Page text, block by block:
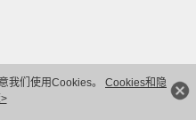
我们使用Cookies。 Cookies和隐